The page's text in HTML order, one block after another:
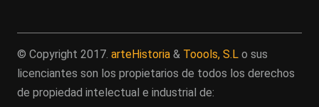
© Copyright 2017. arteHistoria & Toools, S.L o sus
licenciantes son los propietarios de todos los derechos
de propiedad intelectual e industrial de: